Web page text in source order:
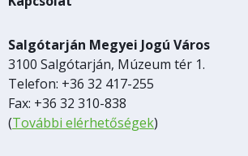
Salgótarján Megyei Jogú Város
3100 Salgótarján, Múzeum tér 1.
Telefon: +36 32 417-255
Fax: +36 32 310-838
(További elérhetőségek)